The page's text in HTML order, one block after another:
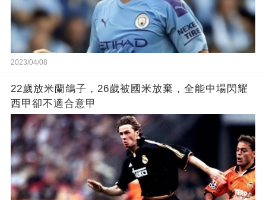
2023/04/08
22歲放米蘭鴿子，26歲被國米放棄，全能中場閃耀
西甲卻不適合意甲